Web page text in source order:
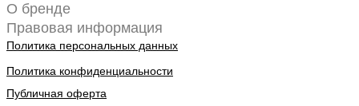
О бренде
Правовая информация
Политика персональных данных
Политика конфиденциальности
Публичная оферта